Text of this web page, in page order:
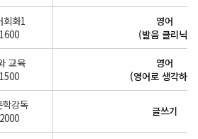
회화1
영어
(발음 클리닉)
교육
영어
(영어로 생각하
학강독
글쓰기